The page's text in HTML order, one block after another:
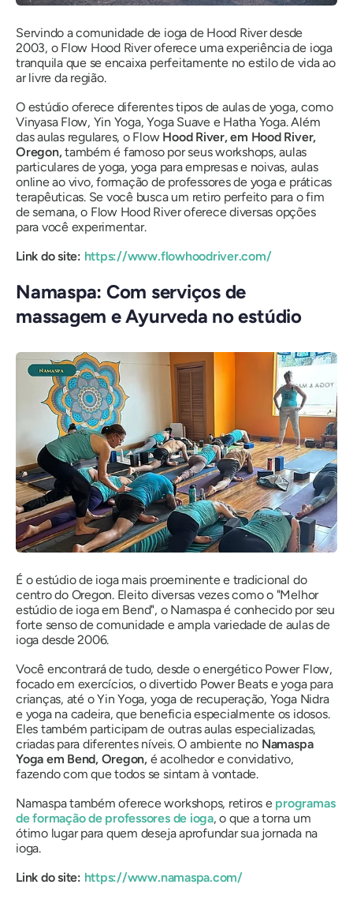
Servindo a comunidade de ioga de Hood River desde
2003, o Flow Hood River oferece uma experiência de ioga
tranquila que se encaixa perfeitamente no estilo de vida ao
ar livre da região.
O estúdio oferece diferentes tipos de aulas de yoga, como
Vinyasa Flow, Yin Yoga, Yoga Suave e Hatha Yoga. Além
das aulas regulares, o Flow Hood River, em Hood River,
Oregon,também é famoso por seus workshops, aulas
particulares de yoga, yoga para empresas e noivas, aulas
online ao vivo, formação de professores de yoga e práticas
terapêuticas. Se você busca um retiro perfeito para o fim
de semana, o Flow Hood River oferece diversas opções
para você experimentar.
Link do site: https://www.flowhoodriver.com/
Namaspa: Com serviços de
massagem e Ayurveda no estúdio
É o estúdio de ioga mais proeminente e tradicional do
centro do Oregon. Eleito diversas vezes como o "Melhor
estúdio de ioga em Bend", o Namaspa é conhecido por seu
forte senso de comunidade e ampla variedade de aulas de
ioga desde 2006.
Você encontrará de tudo, desde o energético Power Flow,
focado em exercícios, o divertido Power Beats e yoga para
crianças, até o Yin Yoga, yoga de recuperação, Yoga Nidra
e yoga na cadeira, que beneficia especialmente os idosos.
Eles também participam de outras aulas especializadas,
criadas para diferentes níveis. O ambiente no Namaspa
Yoga em Bend, Oregon, é acolhedor e convidativo,
fazendo com que todos se sintam à vontade.
Namaspa também oferece workshops, retiros e programas
de formação de professores de ioga, o que a torna um
ótimo lugar para quem deseja aprofundar sua jornada na
ioga.
Link do site: https://www.namaspa.com/